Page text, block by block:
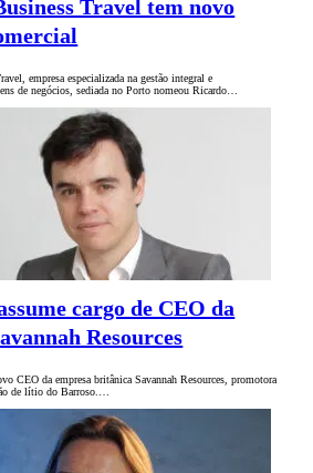
Travel tem novo
empresa especializada na gestão integral e
de negócios, sediada no Porto nomeou Ricardo…
cargo de CEO da
Resources
CEO da empresa britânica Savannah Resources, promotora
de lítio do Barroso.…